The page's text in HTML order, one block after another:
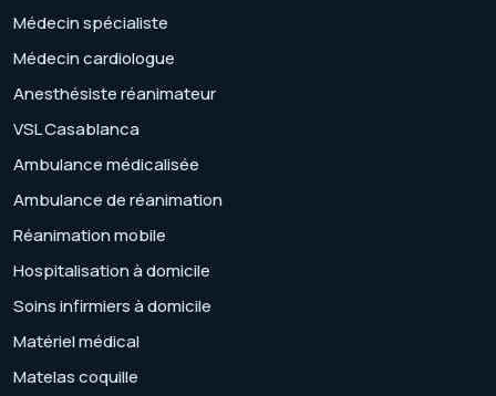
Médecin spécialiste
Médecin cardiologue
Anesthésiste réanimateur
VSL Casablanca
Ambulance médicalisée
Ambulance de réanimation
Réanimation mobile
Hospitalisation à domicile
Soins infirmiers à domicile
Matériel médical
Matelas coquille